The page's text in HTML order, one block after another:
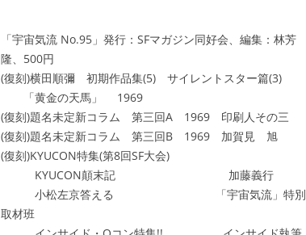
「宇宙気流 No.95」発行：SFマガジン同好会、編集：林芳
隆、500円
(復刻)横田順彌 初期作品集(5) サイレントスター篇(3)
「黄金の天馬」 1969
(復刻)題名未定新コラム 第三回A 1969 印刷人その三
(復刻)題名未定新コラム 第三回B 1969 加賀見 旭
(復刻)KYUCON特集(第8回SF大会)
KYUCON顛末記 加藤義行
小松左京答える 「宇宙気流」特別
取材班